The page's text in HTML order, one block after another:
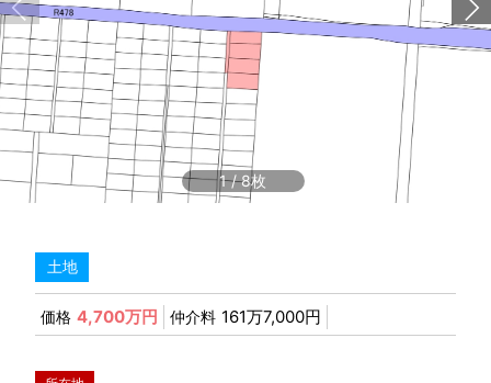
1/8
土地
価格 4,700万円 仲介料 161万7,000円